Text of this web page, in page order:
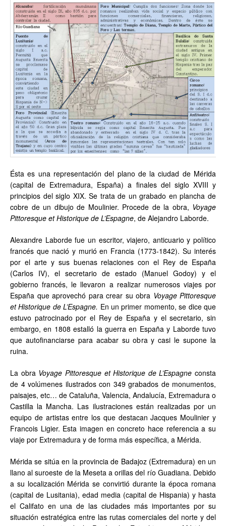
Ésta es una representación del plano de la ciudad de Mérida
(capital de Extremadura, España) a finales del siglo XVIII y
principios del siglo XIX. Se trata de un grabado en plancha de
cobre de un dibujo de Moulinier. Procede de la obra, Voyage
Pittoresque et Historique de L’Espagne, de Alejandro Laborde.
Alexandre Laborde fue un escritor, viajero, anticuario y político
francés que nació y murió en Francia (1773-1842). Su interés
por el arte y sus buenas relaciones con el Rey de España
(Carlos IV), el secretario de estado (Manuel Godoy) y el
gobierno francés, le llevaron a realizar numerosos viajes por
España que aprovechó para crear su obra Voyage Pittoresque
et Historique de L’Espagne. En un primer momento, se dice que
estuvo patrocinado por el Rey de España y el secretario, sin
embargo, en 1808 estalló la guerra en España y Laborde tuvo
que autofinanciarse para acabar su obra y casi le supone la
ruina.
La obra Voyage Pittoresque et Historique de L’Espagne consta
de 4 volúmenes ilustrados con 349 grabados de monumentos,
paisajes, etc… de Cataluña, Valencia, Andalucía, Extremadura o
Castilla la Mancha. Las ilustraciones están realizadas por un
equipo de artistas entre los que destacan Jacques Moulinier y
Francois Ligier. Esta imagen en concreto hace referencia a su
viaje por Extremadura y de forma más específica, a Mérida.
Mérida se sitúa en la provincia de Badajoz (Extremadura) en un
llano al suroeste de la Meseta a orillas del río Guadiana. Debido
a su localización Mérida se convirtió durante la época romana
(capital de Lusitania), edad media (capital de Hispania) y hasta
el Califato en una de las ciudades más importantes por su
situación estratégica entre las rutas comerciales del norte y del